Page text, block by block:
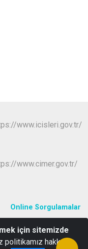
Online Sorgulamalar
Cad. No:7
için sitemizde
politikamız hakkında